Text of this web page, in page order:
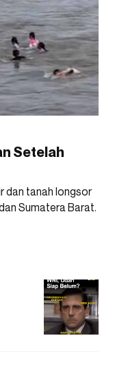
Setelah
dan tanah longsor
Sumatera Barat.